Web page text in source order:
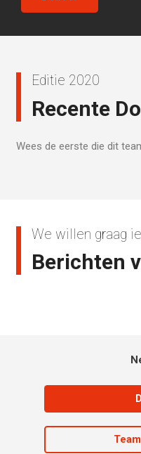
Editie 2020
Recente
Wees de eerste die dit
We willen graag
Berichten